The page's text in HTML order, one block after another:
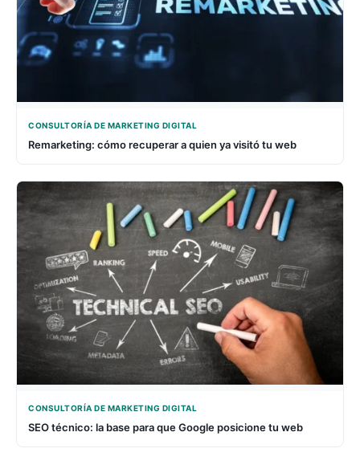
CONSULTORÍA DE MARKETING DIGITAL
Remarketing: cómo recuperar a quien ya visitó tu web
CONSULTORÍA DE MARKETING DIGITAL
SEO técnico: la base para que Google posicione tu web